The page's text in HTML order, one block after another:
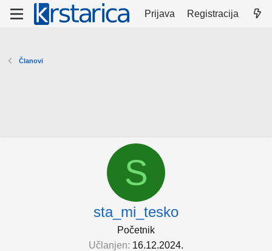
Prijava Registracija
Članovi
S
sta_mi_tesko
Početnik
Učlanjen 16.12.2024.